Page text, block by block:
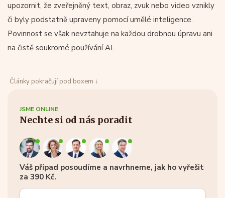
upozornit, že zveřejněný text, obraz, zvuk nebo video vznikly
či byly podstatně upraveny pomocí umělé inteligence.
Povinnost se však nevztahuje na každou drobnou úpravu ani
na čistě soukromé používání AI.
Články pokračují pod boxem ↓
JSME ONLINE
Nechte si od nás poradit
Váš případ posoudíme a navrhneme, jak ho vyřešit
za 390 Kč.